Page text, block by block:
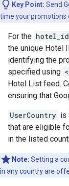
Key Point: Send
time your promotions
For the hotel_id
the unique Hotel
identifying the
specified using
Hotel List feed.
ensuring that
UserCountry is
that are eligible
in the listed
Note: Setting a
in any country are